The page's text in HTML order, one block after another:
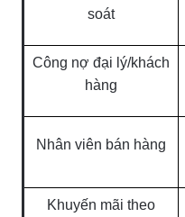
soát
Công nợ đại lý/khách
hàng
Nhân viên bán hàng
Khuyến mãi theo